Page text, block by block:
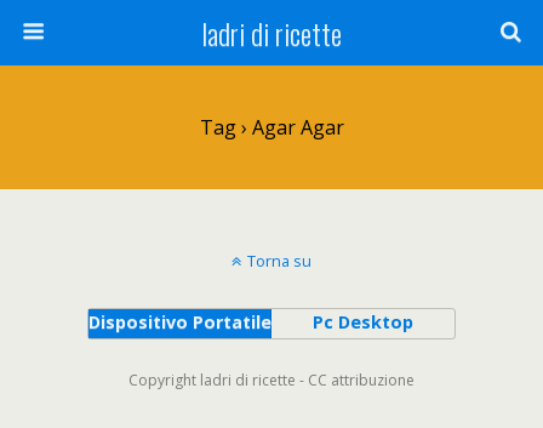
ladri di ricette
Tag › Agar Agar
Torna su
Dispositivo Portatile Pc Desktop
Copyright ladri di ricette - CC attribuzione